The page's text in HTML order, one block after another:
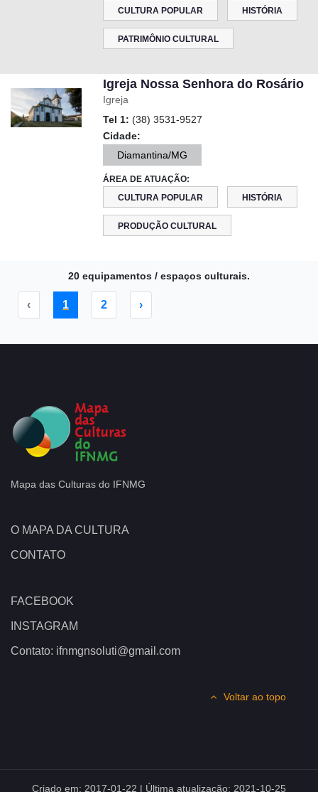
CULTURA POPULAR
HISTÓRIA
PATRIMÔNIO CULTURAL
Igreja Nossa Senhora do Rosário
Igreja
Tel 1: (38) 3531-9527
Cidade:
Diamantina/MG
ÁREA DE ATUAÇÃO:
CULTURA POPULAR
HISTÓRIA
PRODUÇÃO CULTURAL
20 equipamentos / espaços culturais.
‹ 1 2 ›
Mapa das Culturas do IFNMG
O MAPA DA CULTURA
CONTATO
FACEBOOK
INSTAGRAM
Contato: ifnmgnsoluti@gmail.com
Voltar ao topo
Criado em: 2017-01-22 | Última atualização: 2021-10-25